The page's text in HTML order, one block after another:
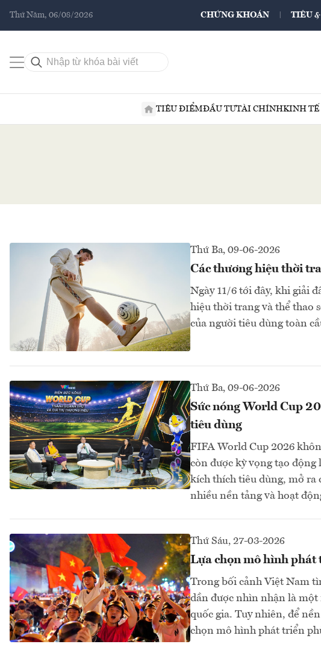
Thứ Năm, 06/08/2026 CHỨNG KHOÁN TIÊU
TIÊU ĐIỂMĐẦU TƯTÀI CHÍNHKINH TẾ
Thứ Ba, 09-06-2026
Các thương hiệu thời
Ngày 11/6 tới đây, khi giải
hiệu thời trang và thể thao
của người tiêu dùng toàn
Thứ Ba, 09-06-2026
Sức nóng World Cup
tiêu dùng
FIFA World Cup 2026
còn được kỳ vọng tạo
kích thích tiêu dùng, mở ra
nhiều nền tảng và hoạt
Thứ Sáu, 27-03-2026
Lựa chọn mô hình phát
Trong bối cảnh Việt Nam
dần được nhìn nhận là một
quốc gia. Tuy nhiên, để
chọn mô hình phát triển